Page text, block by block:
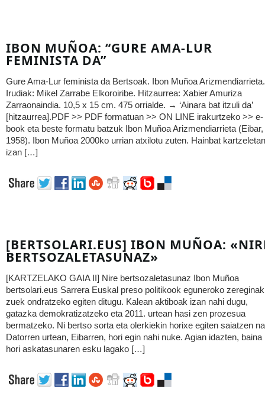
IBON MUÑOA: “GURE AMA-LUR
FEMINISTA DA”
Gure Ama-Lur feminista da Bertsoak. Ibon Muñoa Arizmendiarrieta.
Irudiak: Mikel Zarrabe Elkoroiribe. Hitzaurrea: Xabier Amuriza
Zarraonaindia. 10,5 x 15 cm. 475 orrialde. → ‘Ainara bat itzuli da’
[hitzaurrea].PDF >> PDF formatuan >> ON LINE irakurtzeko >> e-
book eta beste formatu batzuk Ibon Muñoa Arizmendiarrieta (Eibar,
1958). Ibon Muñoa 2000ko urrian atxilotu zuten. Hainbat kartzeletan
izan […]
[BERTSOLARI.EUS] IBON MUÑOA:
BERTSOZALETASUNAZ»
[KARTZELAKO GAIA II] Nire bertsozaletasunaz Ibon Muñoa
bertsolari.eus Sarrera Euskal preso politikook eguneroko zereginak
zuek ondratzeko egiten ditugu. Kalean aktiboak izan nahi dugu,
gatazka demokratizatzeko eta 2011. urtean hasi zen prozesua
bermatzeko. Ni bertso sorta eta olerkiekin horixe egiten saiatzen
Datorren urtean, Eibarren, hori egin nahi nuke. Agian idazten, baina
hori askatasunaren esku lagako […]